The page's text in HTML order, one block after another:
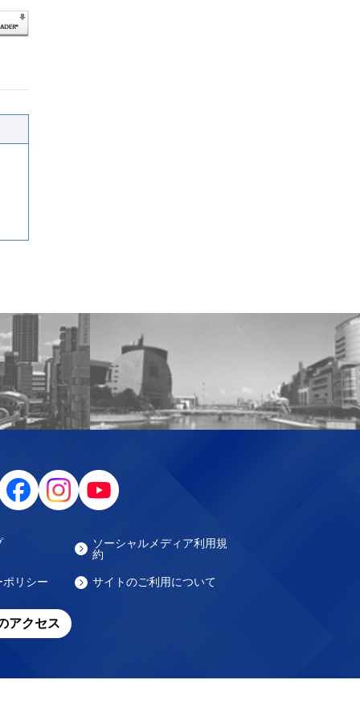
ソーシャルメディア利用規
約
リシー サイトのご利用について
アクセス